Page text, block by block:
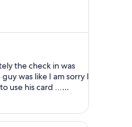
ahora
de
$517
por
the check in was
was like I am sorry I
use his card ...
the sheets